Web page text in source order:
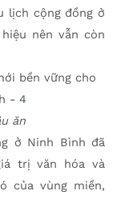
lịch cộng đồng ở
nên vẫn còn
ăn
ở Ninh Bình đã
trị văn hóa và
của vùng miền,